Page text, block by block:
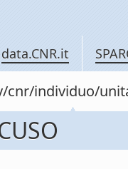
data.CNR.it
individuo/